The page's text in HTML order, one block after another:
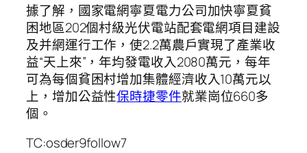
據了解，國家電網寧夏電力公司加快寧夏貧
困地區202個村級光伏電站配套電網項目建設
及并網運行工作，使2.2萬農戶實現了產業收
益“天上來”，年均發電收入2080萬元，每年
可為每個貧困村增加集體經濟收入10萬元以
上，增加公益性保時捷零件就業崗位660多
個。
TC:osder9follow7